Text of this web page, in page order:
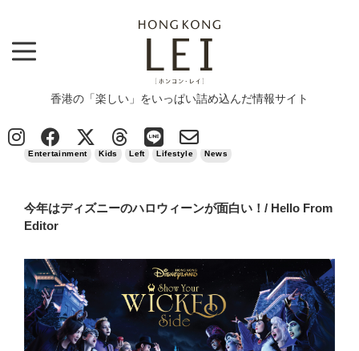
香港の「楽しい」をいっぱい詰め込んだ情報サイト
Entertainment > 今年はディズニーのハロウィーンが面白い！/ Hello From Editor
Entertainment Kids Left Lifestyle News
今年はディズニーのハロウィーンが面白い！/ Hello From
Editor